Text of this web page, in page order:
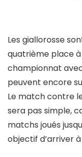
Les giallorosse
quatrième place à
championnat
peuvent encore
Le match contre
sera pas simple,
matchs joués
objectif d’arriver